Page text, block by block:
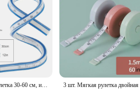
Measurement for Every Project**
high-quality, flexible plastic, this Soft Flexible
must-have for ensuring accurate
completed with precision.
and User-Friendly Design**
design of this tape measure is not only
the convenient belt clip ensures that it's
Изогнутая рулетка 30-60 см, измерительная лента для шитья, мягкая гибкая, английская и Метрическая шкала, инженерная чертежная измерительные инструменты